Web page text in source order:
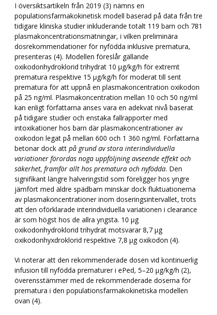
I översiktsartikeln från 2019 (3) nämns en
populationsfarmakokinetisk modell baserad på data från tre
tidigare kliniska studier inkluderande totalt 119 barn och 781
plasmakoncentrationsmätningar, i vilken preliminära
dosrekommendationer för nyfödda inklusive prematura,
presenteras (4). Modellen föreslår gällande
oxikodonhydroklorid trihydrat 10 µg/kg/h för extremt
prematura respektive 15 µg/kg/h för moderat till sent
prematura för att uppnå en plasmakoncentration oxikodon
på 25 ng/ml. Plasmakoncentration mellan 10 och 50 ng/ml
kan enligt författarna anses vara en adekvat nivå baserat
på tidigare studier och enstaka fallrapporter med
intoxikationer hos barn där plasmakoncentrationer av
oxikodon legat på mellan 600 och 1 360 ng/ml. Författarna
betonar dock att på grund av stora interindividuella
variationer förordas noga uppföljning avseende effekt och
säkerhet, framför allt hos prematura och nyfödda. Den
signifikant längre halveringstid som föreligger hos yngre
jämfört med äldre spädbarn minskar dock fluktuationerna
av plasmakoncentrationer inom doseringsintervallet, trots
att den oförklarade interindividuella variationen i clearance
är som högst hos de allra yngsta. 10 µg
oxikodonhydroklorid trihydrat motsvarar 8,7 µg
oxikodonhyxdroklorid respektive 7,8 µg oxikodon (4).
Vi noterar att den rekommenderade dosen vid kontinuerlig
infusion till nyfödda prematurer i ePed, 5–20 µg/kg/h (2),
överensstämmer med de rekommenderade doserna för
prematura i den populationsfarmakokinetiska modellen
ovan (4).